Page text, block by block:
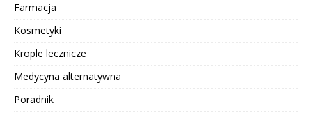
Farmacja
Kosmetyki
Krople lecznicze
Medycyna alternatywna
Poradnik